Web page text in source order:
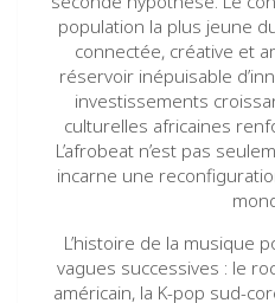
population la plus jeune
connectée, créative et
réservoir inépuisable
investissements
culturelles africaines
L’afrobeat n’est pas
incarne une
L’histoire de la musique
vagues successives : le
américain, la K-pop sud-